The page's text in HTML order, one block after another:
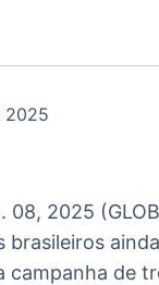
Plataforma
Widgets
Componentes
para
2025
08, 2025
campanha de